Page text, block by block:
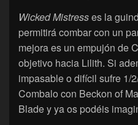
Wicked Mistresses la
permitirá combar con un
mejora es un empujón de
objetivo hacia Lilith. Si
impasable o difícil sufre 1/
Combalo con Beckon of
Blade y ya os podéis